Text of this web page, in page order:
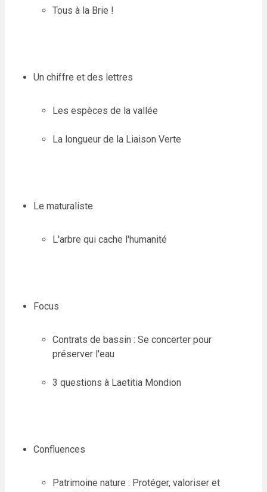
Tous à la Brie !
Un chiffre et des lettres
Les espèces de la vallée
La longueur de la Liaison Verte
Le maturaliste
L'arbre qui cache l'humanité
Focus
Contrats de bassin : Se concerter pour
préserver l'eau
3 questions à Laetitia Mondion
Confluences
Patrimoine nature : Protéger, valoriser et